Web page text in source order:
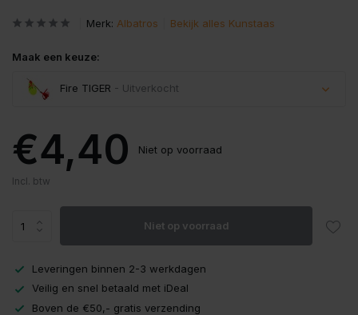
Merk: Albatros Bekijk alles Kunstaas
Maak een keuze:
Fire TIGER - Uitverkocht
Uitverkocht
€4,40 Niet op voorraad
Incl. btw
Niet op voorraad
Leveringen binnen 2-3 werkdagen
Veilig en snel betaald met iDeal
Boven de €50,- gratis verzending